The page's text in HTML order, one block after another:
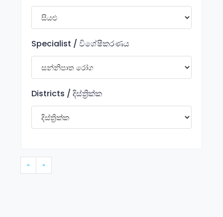
Specialist / විශේෂීකරණය
Districts / දිස්ත්‍රික්ක
« »